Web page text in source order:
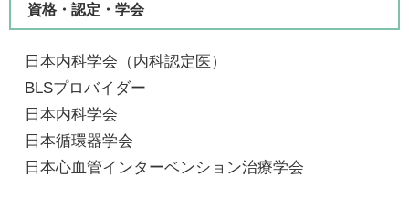
資格・認定・学会
日本内科学会（内科認定医）
​ BLSプロバイダー
日本内科学会
​ 日本循環器学会
​ 日本心血管インターベンション治療学会